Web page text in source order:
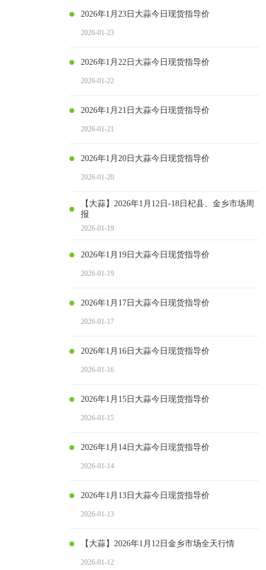
2026年1月23日大蒜今日现货指导价
2026-01-23
2026年1月22日大蒜今日现货指导价
2026-01-22
2026年1月21日大蒜今日现货指导价
2026-01-21
2026年1月20日大蒜今日现货指导价
2026-01-20
【大蒜】2026年1月12日-18日杞县、金乡市场周
报
2026-01-19
2026年1月19日大蒜今日现货指导价
2026-01-19
2026年1月17日大蒜今日现货指导价
2026-01-17
2026年1月16日大蒜今日现货指导价
2026-01-16
2026年1月15日大蒜今日现货指导价
2026-01-15
2026年1月14日大蒜今日现货指导价
2026-01-14
2026年1月13日大蒜今日现货指导价
2026-01-13
【大蒜】2026年1月12日金乡市场全天行情
2026-01-12